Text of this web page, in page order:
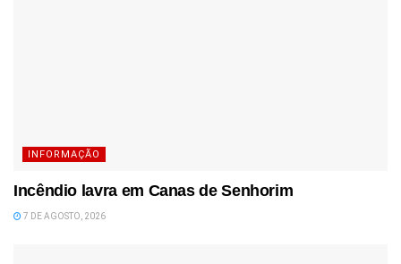
INFORMAÇÃO
Incêndio lavra em Canas de Senhorim
7 DE AGOSTO, 2026